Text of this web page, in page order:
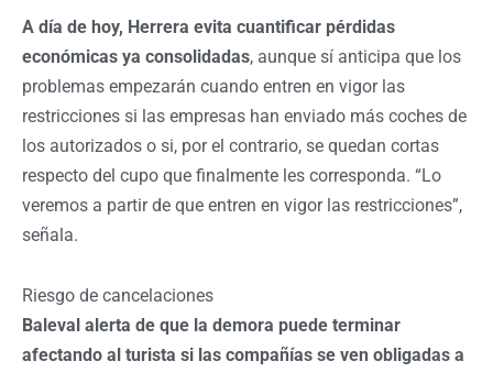
A día de hoy, Herrera evita cuantificar pérdidas
económicas ya consolidadas, aunque sí anticipa que los
problemas empezarán cuando entren en vigor las
restricciones si las empresas han enviado más coches de
los autorizados o si, por el contrario, se quedan cortas
respecto del cupo que finalmente les corresponda. “Lo
veremos a partir de que entren en vigor las restricciones”,
señala.
Riesgo de cancelaciones
Baleval alerta de que la demora puede terminar
afectando al turista si las compañías se ven obligadas a